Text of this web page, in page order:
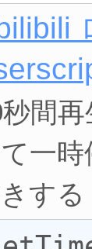
間
て一
する